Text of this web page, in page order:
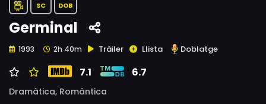
SC DOB
Germinal
1993 2h 40m Tràiler Llista Doblatge
7.1 6.7
Dramàtica, Romàntica